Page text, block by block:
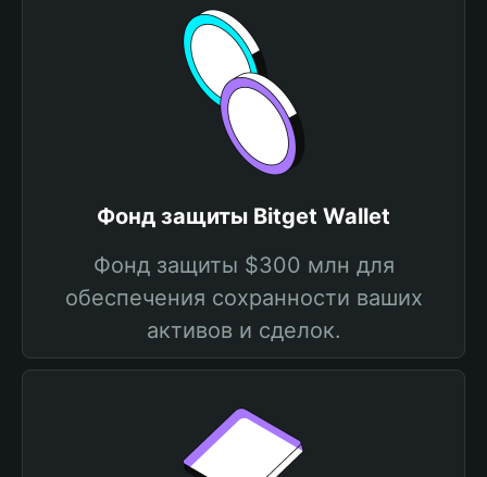
Фонд защиты Bitget Wallet
Фонд защиты $300 млн для
обеспечения сохранности ваших
активов и сделок.